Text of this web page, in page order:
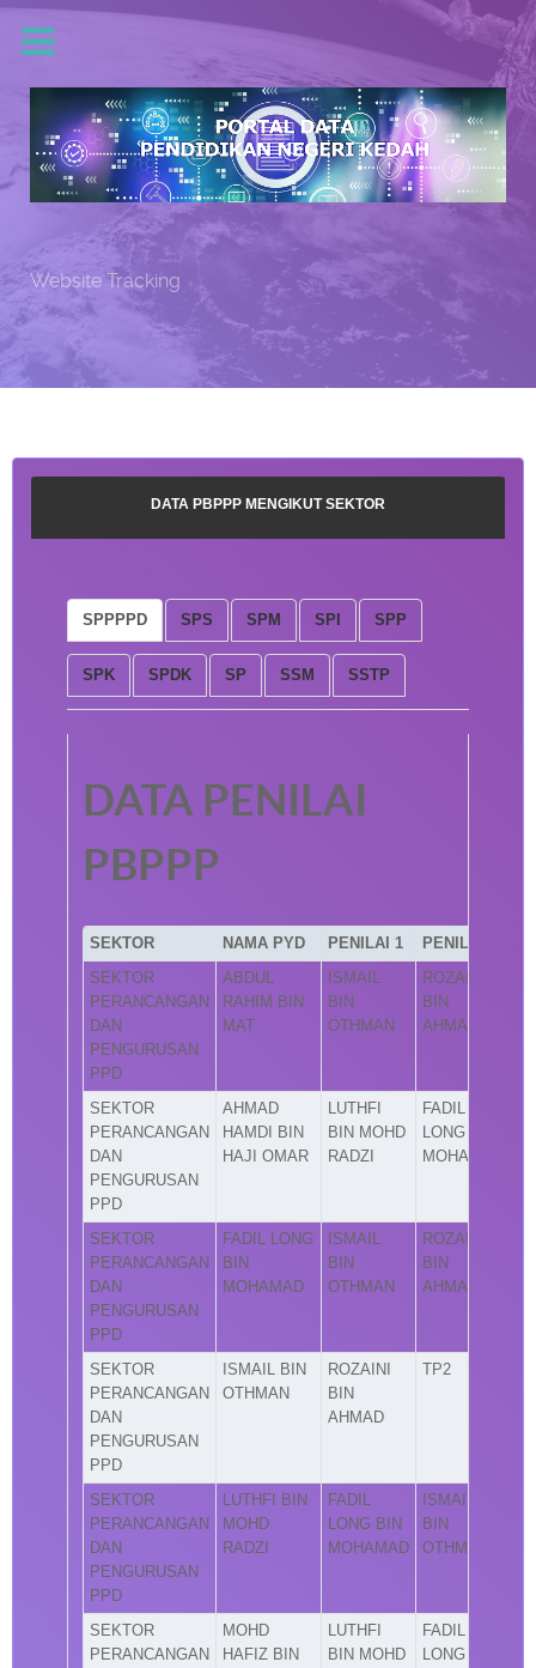
Website Tracking
DATA PBPPP MENGIKUT SEKTOR
SPPPPD SPS SPM SPI SPP
SPK SPDK SP SSM SSTP
DATA PENILAI
PBPPP
SEKTOR NAMA PYD PENILAI 1 PENILAI 2
SEKTOR
PERANCANGAN
DAN
PENGURUSAN
PPD
ABDUL
RAHIM BIN
MAT
ISMAIL
BIN
OTHMAN
ROZAINI
BIN
AHMAD
SEKTOR
PERANCANGAN
DAN
PENGURUSAN
PPD
AHMAD
HAMDI BIN
HAJI OMAR
LUTHFI
BIN MOHD
RADZI
FADIL
LONG BIN
MOHAMAD
SEKTOR
PERANCANGAN
DAN
PENGURUSAN
PPD
FADIL LONG
BIN
MOHAMAD
ISMAIL
BIN
OTHMAN
ROZAINI
BIN
AHMAD
SEKTOR
PERANCANGAN
DAN
PENGURUSAN
PPD
ISMAIL BIN
OTHMAN
ROZAINI
BIN
AHMAD
TP2
SEKTOR
PERANCANGAN
DAN
PENGURUSAN
PPD
LUTHFI BIN
MOHD
RADZI
FADIL
LONG BIN
MOHAMAD
ISMAIL
BIN
OTHMAN
SEKTOR
PERANCANGAN
MOHD
HAFIZ BIN
LUTHFI
BIN MOHD
FADIL
LONG BIN